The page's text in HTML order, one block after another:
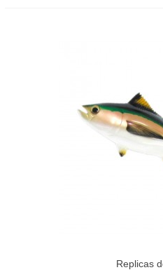
Replicas